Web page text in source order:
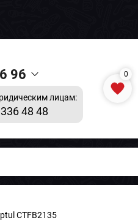
96
лицам:
48 48
0
CTFB2135